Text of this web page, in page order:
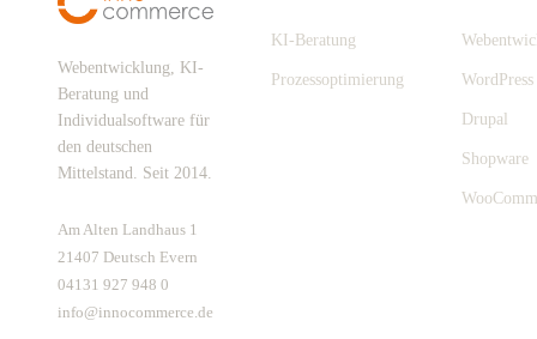
Webentwicklung, KI-
Beratung und
Individualsoftware für
den deutschen
Mittelstand. Seit 2014.
Am Alten Landhaus 1
21407 Deutsch Evern
04131 927 948 0
info@innocommerce.de
KI-Beratung
Prozessoptimierung WordPress
Drupal
Shopware